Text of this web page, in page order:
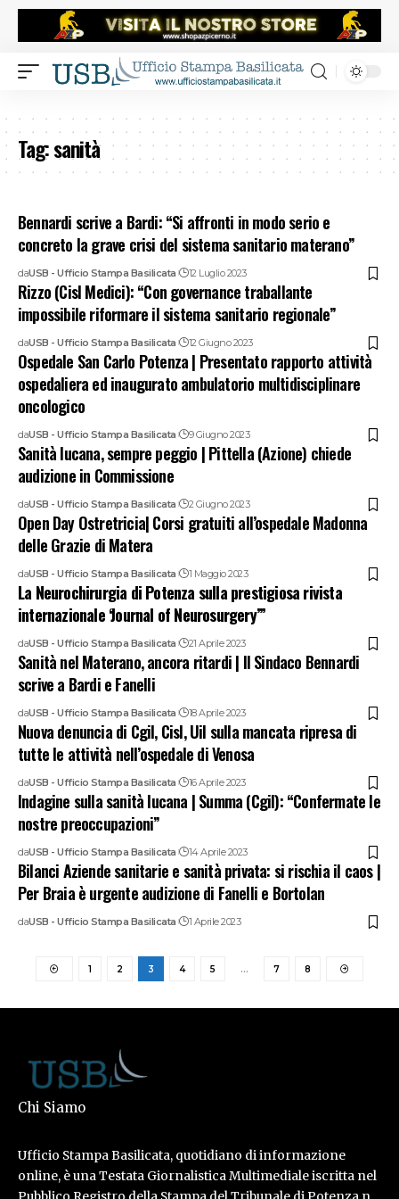
Tag:sanità
Bennardi scrive a Bardi: “Si affronti in modo serio e
concreto la grave crisi del sistema sanitario materano”
daUSB - Ufficio Stampa Basilicata 12 Luglio 2023
Rizzo (Cisl Medici): “Con governance traballante
impossibile riformare il sistema sanitario regionale”
daUSB - Ufficio Stampa Basilicata 12 Giugno 2023
Ospedale San Carlo Potenza | Presentato rapporto attività
ospedaliera ed inaugurato ambulatorio multidisciplinare
oncologico
daUSB - Ufficio Stampa Basilicata 9 Giugno 2023
Sanità lucana, sempre peggio | Pittella (Azione) chiede
audizione in Commissione
daUSB - Ufficio Stampa Basilicata 2 Giugno 2023
Open Day Ostretricia| Corsi gratuiti all’ospedale Madonna
delle Grazie di Matera
daUSB - Ufficio Stampa Basilicata 1 Maggio 2023
La Neurochirurgia di Potenza sulla prestigiosa rivista
internazionale ‘Journal of Neurosurgery’”
daUSB - Ufficio Stampa Basilicata 21 Aprile 2023
Sanità nel Materano, ancora ritardi | Il Sindaco Bennardi
scrive a Bardi e Fanelli
daUSB - Ufficio Stampa Basilicata 18 Aprile 2023
Nuova denuncia di Cgil, Cisl, Uil sulla mancata ripresa di
tutte le attività nell’ospedale di Venosa
daUSB - Ufficio Stampa Basilicata 16 Aprile 2023
Indagine sulla sanità lucana | Summa (Cgil): “Confermate le
nostre preoccupazioni”
daUSB - Ufficio Stampa Basilicata 14 Aprile 2023
Bilanci Aziende sanitarie e sanità privata: si rischia il caos |
Per Braia è urgente audizione di Fanelli e Bortolan
daUSB - Ufficio Stampa Basilicata 1 Aprile 2023
1 2 3 4 5 … 7 8
Chi Siamo
Ufficio Stampa Basilicata, quotidiano di informazione
online, è una Testata Giornalistica Multimediale iscritta nel